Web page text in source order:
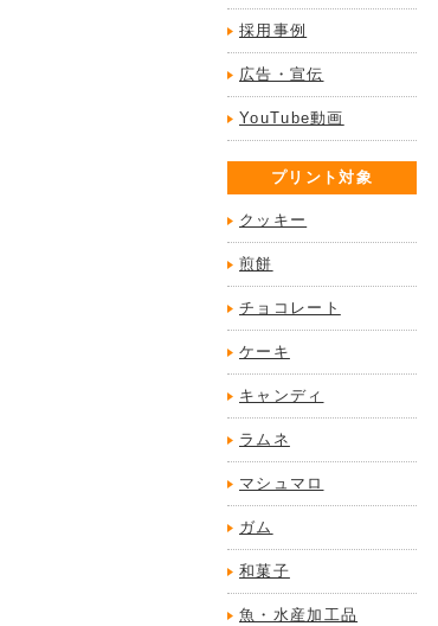
採用事例
広告・宣伝
YouTube動画
プリント対象
クッキー
煎餅
チョコレート
ケーキ
キャンディ
ラムネ
マシュマロ
ガム
和菓子
魚・水産加工品